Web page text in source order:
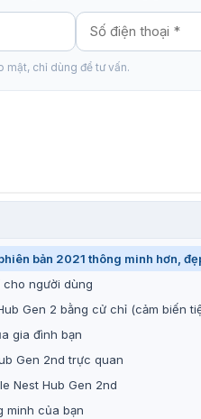
mật, chỉ dùng để tư vấn.
bản 2021 thông minh hơn,
người dùng
Gen 2 bằng cử chỉ (cảm biến
gia đình bạn
Gen 2nd trực quan
Nest Hub Gen 2nd
minh của bạn